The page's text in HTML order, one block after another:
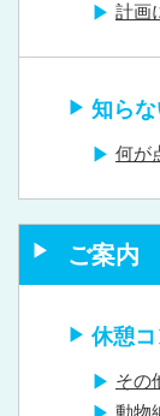
計画
知ら
何が
ご案内
休憩
その
動物